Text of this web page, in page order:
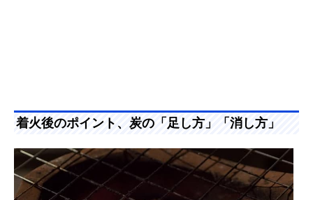
着火後のポイント、炭の「足し方」「消し方」